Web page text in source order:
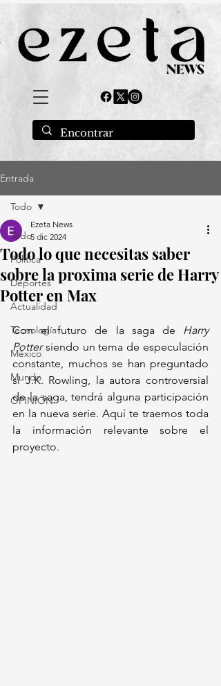
Entrada
Todo
Política
Deportes
Actualidad
Tecnología
México
Mundo
OPINIÓN
Todo
Todo lo que necesitas saber
sobre la proxima serie de Harry
Potter en Max
Ezeta News
5 dic 2024
Con el futuro de la saga de Harry
Potter siendo un tema de especulación
constante, muchos se han preguntado
si J.K. Rowling, la autora controversial
de la saga, tendrá alguna participación
en la nueva serie. Aquí te traemos toda
la información relevante sobre el
proyecto.